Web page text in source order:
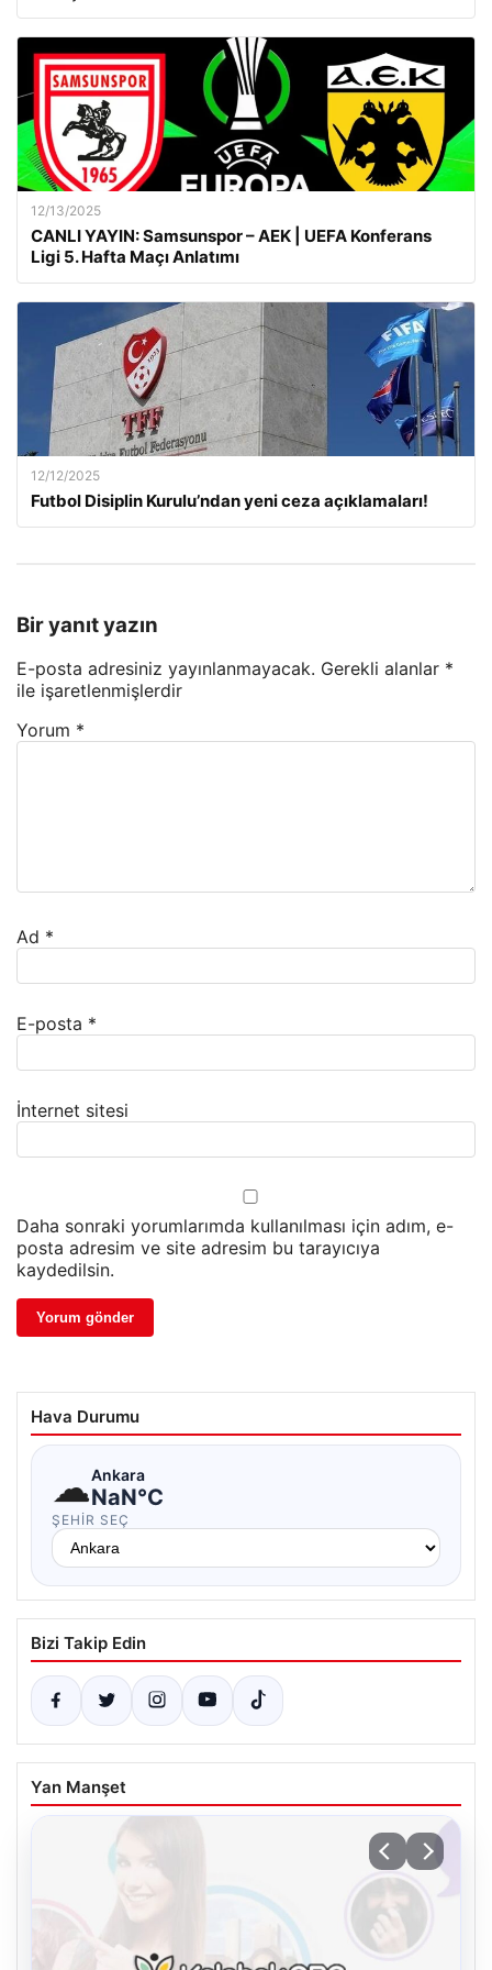
12/13/2025
CANLI YAYIN: Samsunspor – AEK | UEFA Konferans
Ligi 5. Hafta Maçı Anlatımı
12/12/2025
Futbol Disiplin Kurulu’ndan yeni ceza açıklamaları!
Bir yanıt yazın
E-posta adresiniz yayınlanmayacak. Gerekli alanlar *
ile işaretlenmişlerdir
Yorum *
Ad *
E-posta *
İnternet sitesi
Daha sonraki yorumlarımda kullanılması için adım, e-
posta adresim ve site adresim bu tarayıcıya
kaydedilsin.
Hava Durumu
☁Ankara
NaN°C
ŞEHIR SEÇ
Bizi Takip Edin
Yan Manşet